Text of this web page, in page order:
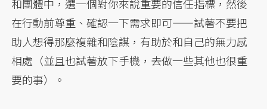
和團體中，選一個對你來說重要的信任指標，然後
在行動前尊重、確認一下需求即可——試著不要把
助人想得那麼複雜和陰謀，有助於和自己的無力感
相處（並且也試著放下手機，去做一些其他也很重
要的事）。